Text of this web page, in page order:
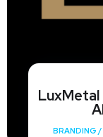
LuxMetal
BRANDING /